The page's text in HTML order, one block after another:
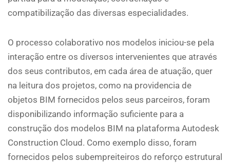
compatibilização das diversas especialidades.
O processo colaborativo nos modelos iniciou-se pela
interação entre os diversos intervenientes que através
dos seus contributos, em cada área de atuação, quer
na leitura dos projetos, como na providencia de
objetos BIM fornecidos pelos seus parceiros, foram
disponibilizando informação suficiente para a
construção dos modelos BIM na plataforma Autodesk
Construction Cloud. Como exemplo disso, foram
fornecidos pelos subempreiteiros do reforço estrutural